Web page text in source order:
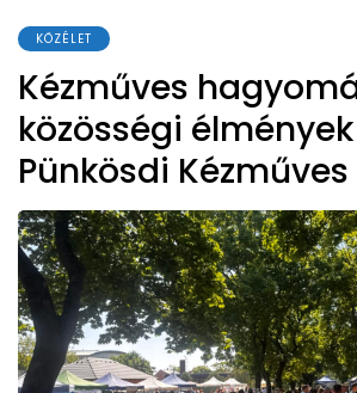
KÖZÉLET
Kézműves
közösségi
Pünkösdi